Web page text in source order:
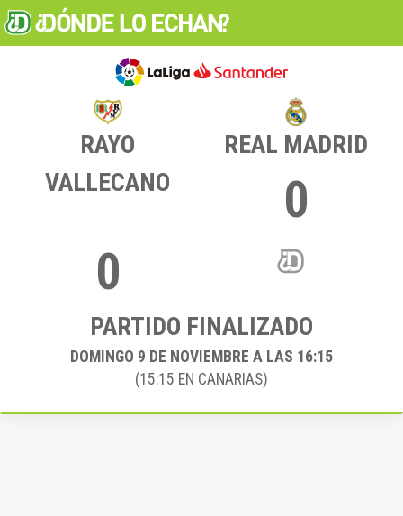
RAYO
VALLECANO
REAL MADRID
0
0
PARTIDO FINALIZADO
DOMINGO 9 DE NOVIEMBRE A LAS 16:15
(15:15 EN CANARIAS)